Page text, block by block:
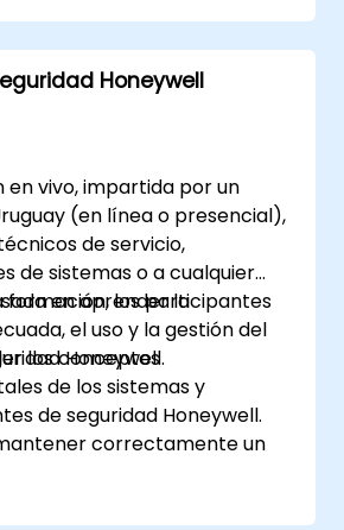
de interfaces,
y políticas de firewall
seguridad, como SSL VPN,
Prevención de Intrusiones),
y capacidades antimalware
contra una variedad de
la red.
problemas comunes en
HA y gestionar
entornos de Alta
Honeywell
en vivo, impartida por un
(en línea o presencial),
de servicio,
de sistemas o a cualquier
en aprender la
el uso y la gestión del
Honeywell.
formación, los participantes
los conceptos
de los sistemas y
de seguridad Honeywell.
correctamente un
de